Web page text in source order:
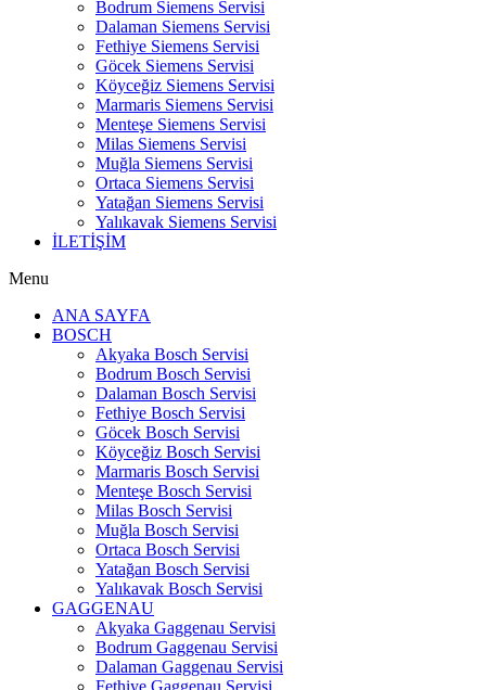
Bodrum Siemens Servisi
Dalaman Siemens Servisi
Fethiye Siemens Servisi
Göcek Siemens Servisi
Köyceğiz Siemens Servisi
Marmaris Siemens Servisi
Menteşe Siemens Servisi
Milas Siemens Servisi
Muğla Siemens Servisi
Ortaca Siemens Servisi
Yatağan Siemens Servisi
Yalıkavak Siemens Servisi
İLETİŞİM
Menu
ANA SAYFA
BOSCH
Akyaka Bosch Servisi
Bodrum Bosch Servisi
Dalaman Bosch Servisi
Fethiye Bosch Servisi
Göcek Bosch Servisi
Köyceğiz Bosch Servisi
Marmaris Bosch Servisi
Menteşe Bosch Servisi
Milas Bosch Servisi
Muğla Bosch Servisi
Ortaca Bosch Servisi
Yatağan Bosch Servisi
Yalıkavak Bosch Servisi
GAGGENAU
Akyaka Gaggenau Servisi
Bodrum Gaggenau Servisi
Dalaman Gaggenau Servisi
Fethiye Gaggenau Servisi